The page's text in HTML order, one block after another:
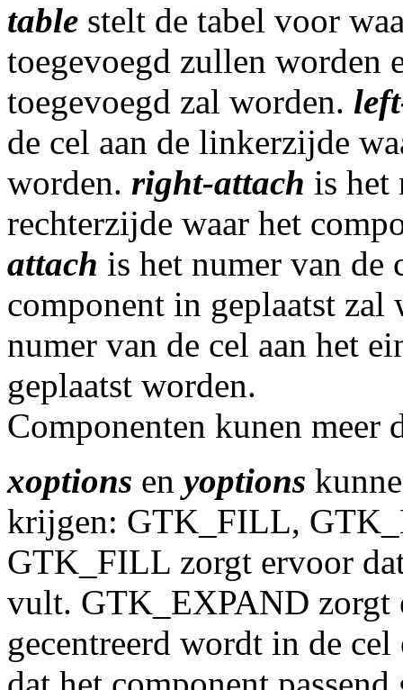
table stelt de tabel voor
toegevoegd zullen worden
toegevoegd zal worden.
de cel aan de linkerzijde
worden. right-attach is het
rechterzijde waar het
attach is het numer van de
component in geplaatst zal
numer van de cel aan het
geplaatst worden.
Componenten kunen meer
xoptions en yoptions
krijgen: GTK_FILL,
GTK_FILL zorgt ervoor
vult. GTK_EXPAND zorgt
gecentreerd wordt in de